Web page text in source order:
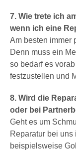
7. Wie trete ich
wenn ich eine
Am besten immer
Denn muss ein
so bedarf es
festzustellen und
8. Wird die
oder bei
Geht es um
Reparatur bei
beispielsweise